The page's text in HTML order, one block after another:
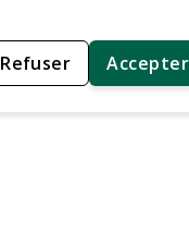
Refuser Accepter